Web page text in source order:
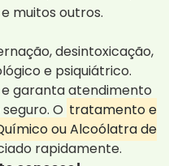
muitos outros.
desintoxicação,
e psiquiátrico.
garanta atendimento
O tratamento e
ou Alcoólatra de
rapidamente.